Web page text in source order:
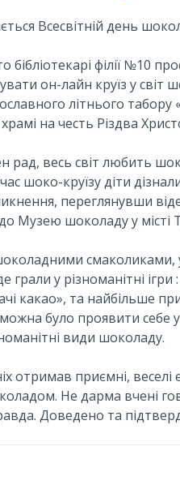
Всесвітній день
бібліотекарі філії №10
он-лайн круїз у світ
літнього табору
на честь Різдва
рад, весь світ любить
шоко-круїзу діти
переглянувши
Музею шоколаду у місті
смаколиками,
грали у різноманітні
какао», та найбільше
було проявити себе
види шоколаду.
отримав приємні,
Не дарма вчені
Доведено та